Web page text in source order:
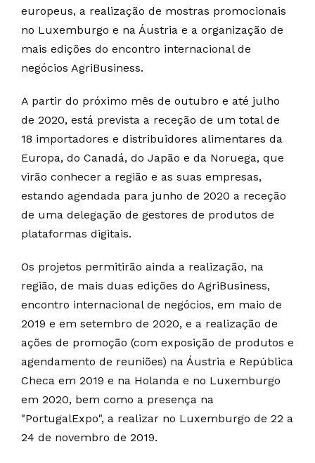
europeus, a realização de mostras promocionais
no Luxemburgo e na Áustria e a organização de
mais edições do encontro internacional de
negócios AgriBusiness.
A partir do próximo mês de outubro e até julho
de 2020, está prevista a receção de um total de
18 importadores e distribuidores alimentares da
Europa, do Canadá, do Japão e da Noruega, que
virão conhecer a região e as suas empresas,
estando agendada para junho de 2020 a receção
de uma delegação de gestores de produtos de
plataformas digitais.
Os projetos permitirão ainda a realização, na
região, de mais duas edições do AgriBusiness,
encontro internacional de negócios, em maio de
2019 e em setembro de 2020, e a realização de
ações de promoção (com exposição de produtos e
agendamento de reuniões) na Áustria e República
Checa em 2019 e na Holanda e no Luxemburgo
em 2020, bem como a presença na
"PortugalExpo", a realizar no Luxemburgo de 22 a
24 de novembro de 2019.